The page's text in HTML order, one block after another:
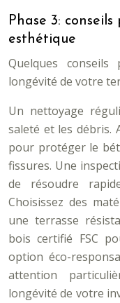
Phase 3:
esthétique
Quelques
longévité de votre
Un nettoyage
saleté et les débris.
pour protéger le
fissures. Une
de résoudre
Choisissez des
une terrasse
bois certifié FSC
option éco-
attention
longévité de votre